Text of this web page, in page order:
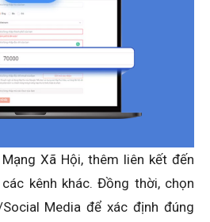
Xã Hội, thêm liên kết đến
kênh khác. Đồng thời, chọn
Media để xác định đúng